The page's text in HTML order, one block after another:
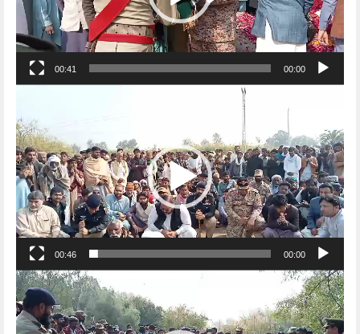
00:00
00:41
Video
00:00
00:46
Video
Player